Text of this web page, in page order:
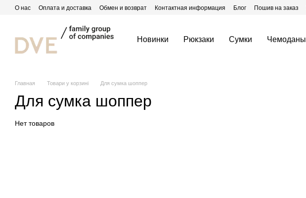
Перейти к основному контенту
О нас Оплата и доставка Обмен и возврат Контактная информация Блог Пошив на заказ
Новинки Рюкзаки Сумки Чемоданы
Главная Товари у корзині Для сумка шоппер
Для сумка шоппер
Нет товаров